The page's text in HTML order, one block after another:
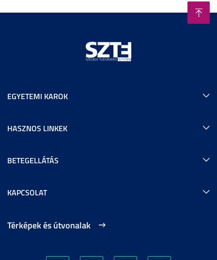
EGYETEMI KAROK
HASZNOS LINKEK
BETEGELLÁTÁS
KAPCSOLAT
Térképek és útvonalak